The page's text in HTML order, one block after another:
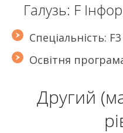
Галузь: F
Спеціальність:
Освітня
Другий